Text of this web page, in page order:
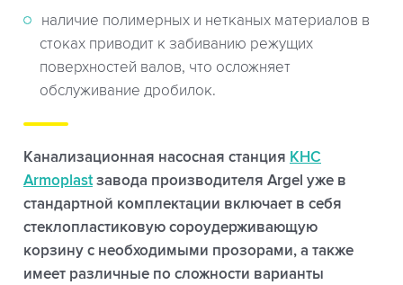
наличие полимерных и нетканых материалов в
стоках приводит к забиванию режущих
поверхностей валов, что осложняет
обслуживание дробилок.
Канализационная насосная станция КНС
Armoplastзавода производителя Argel уже в
стандартной комплектации включает в себя
стеклопластиковую сороудерживающую
корзину с необходимыми прозорами, а также
имеет различные по сложности варианты